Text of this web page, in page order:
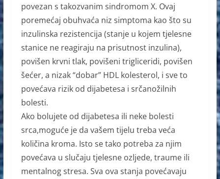
povezan s takozvanim sindromom X. Ovaj
poremećaj obuhvaća niz simptoma kao što su
inzulinska rezistencija (stanje u kojem tjelesne
stanice ne reagiraju na prisutnost inzulina),
povišen krvni tlak, povišeni trigliceridi, povišen
šećer, a nizak “dobar” HDL kolesterol, i sve to
povećava rizik od dijabetesa i srčanožilnih
bolesti.
Ako bolujete od dijabetesa ili neke bolesti
srca,moguće je da vašem tijelu treba veća
količina kroma. Isto se tako potreba za njim
povećava u slučaju tjelesne ozljede, traume ili
mentalnog stresa. Sva ova stanja povećavaju